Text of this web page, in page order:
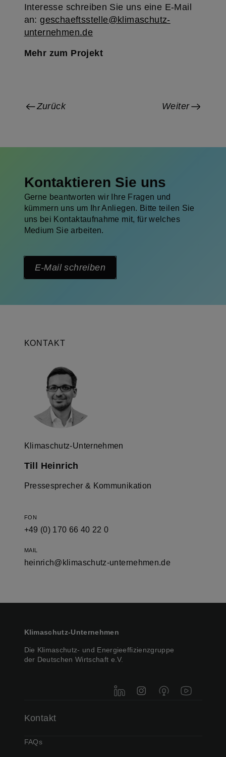
Interesse schreiben Sie uns eine E-Mail
an:geschaeftsstelle@klimaschutz-
unternehmen.de
Mehr zum Projekt
Zurück Weiter
Kontaktieren Sie uns
Gerne beantworten wir Ihre Fragen und
kümmern uns um Ihr Anliegen. Bitte teilen Sie
uns bei Kontaktaufnahme mit, für welches
Medium Sie arbeiten.
E-Mail schreiben
KONTAKT
Klimaschutz-Unternehmen
Till Heinrich
Pressesprecher & Kommunikation
FON
+49 (0) 170 66 40 22 0
MAIL
heinrich@klimaschutz-unternehmen.de
Klimaschutz-Unternehmen
Die Klimaschutz- und Energieeffizienzgruppe
der Deutschen Wirtschaft e.V.
YouTube
Podigee
Instagram
LinkedIn
Kontakt
FAQs